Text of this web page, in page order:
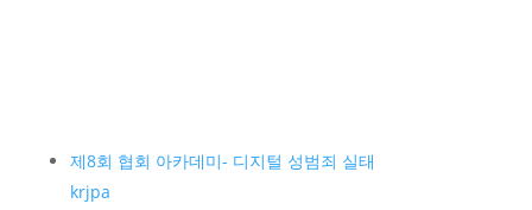
제8회 협회 아카데미- 디지털 성범죄 실태
krjpa